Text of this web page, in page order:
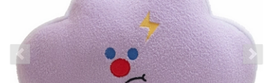
Previous slide